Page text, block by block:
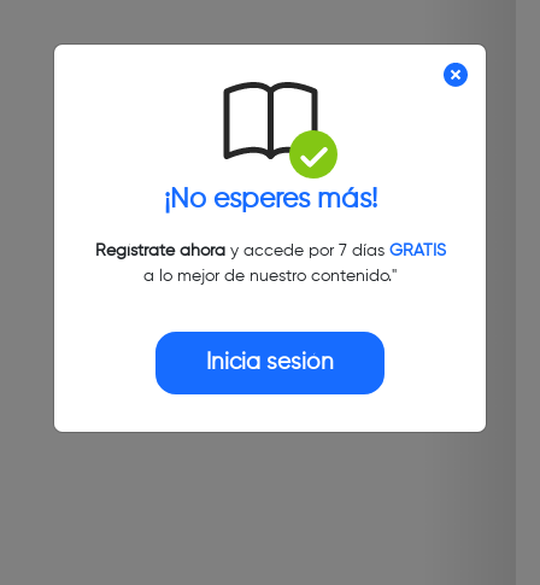
¡No esperes más!
Regístrate ahoray accede por 7 días GRATIS
a lo mejor de nuestro contenido."
Inicia sesión